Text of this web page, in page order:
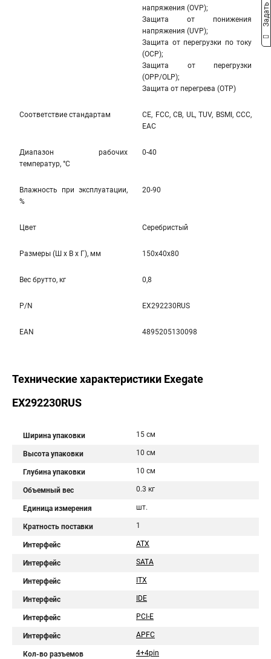
напряжения (OVP);
Защита от понижения
напряжения (UVP);
Защита от перегрузки по току
(OCP);
Защита от перегрузки
(OPP/OLP);
Защита от перегрева (OTP)
Соответствие стандартам
CE, FCC, CB, UL, TUV, BSMI, CCC,
EAC
Диапазон рабочих
температур, °С
0-40
Влажность при эксплуатации,
%
20-90
Цвет Серебристый
Размеры (Ш x В x Г), мм 150x40x80
Вес брутто, кг 0,8
P/N EX292230RUS
EAN 4895205130098
Технические характеристики Exegate
EX292230RUS
Ширина упаковки 15 см
Высота упаковки 10 см
Глубина упаковки 10 см
Объемный вес 0.3 кг
Единица измерения шт.
Кратность поставки 1
Интерфейс ATX
Интерфейс SATA
Интерфейс ITX
Интерфейс IDE
Интерфейс PCI-E
Интерфейс APFC
Кол-во разъемов 4+4pin